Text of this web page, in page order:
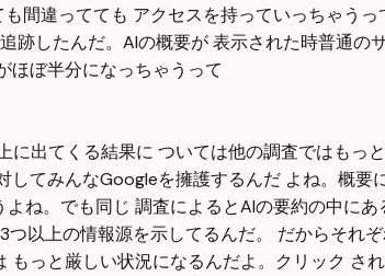
も間違ってても アクセスを持っていっちゃう
跡したんだ。AIの概要が 表示された時普通の
ほぼ半分になっちゃうって
に出てくる結果に ついては他の調査ではも
してみんなGoogleを擁護するんだ よね。概
ね。でも同じ 調査によるとAIの要約の中に
つ以上の情報源を示してるんだ。 だからそ
もっと厳しい状況になるんだよ。クリック さ